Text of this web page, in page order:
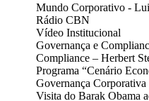
Mundo Corporativo -
Rádio CBN
Vídeo Institucional
Governança e
Compliance – Herbert
Programa “Cenário
Governança
Visita do Barak Obama